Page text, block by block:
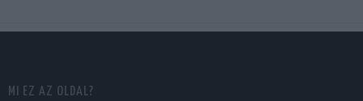
MI EZ AZ OLDAL?